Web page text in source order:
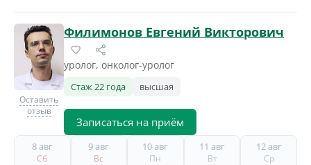
Оставить
отзыв
Филимонов Евгений Викторович
уролог, онколог-уролог
Стаж 22 года высшая
Записаться на приём
8 авг
Сб
9 авг
Вс
10 авг
Пн
11 авг
Вт
12 авг
Ср